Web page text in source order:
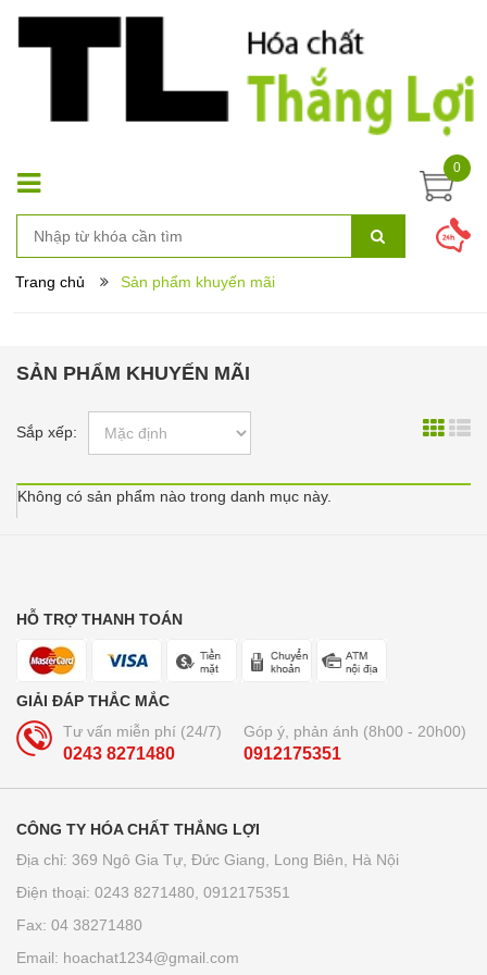
0
Trang chủ Sản phẩm khuyến mãi
SẢN PHẨM KHUYẾN MÃI
Sắp xếp:
Không có sản phẩm nào trong danh mục này.
HỖ TRỢ THANH TOÁN
GIẢI ĐÁP THẮC MẮC
Tư vấn miễn phí (24/7)
0243 8271480
Góp ý, phản ánh (8h00 - 20h00)
0912175351
CÔNG TY HÓA CHẤT THẮNG LỢI
Địa chỉ: 369 Ngô Gia Tự, Đức Giang, Long Biên, Hà Nội
Điện thoại: 0243 8271480, 0912175351
Fax: 04 38271480
Email: hoachat1234@gmail.com